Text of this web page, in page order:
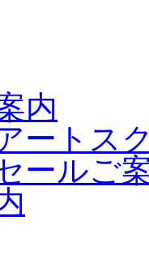
内
ートス
ールご